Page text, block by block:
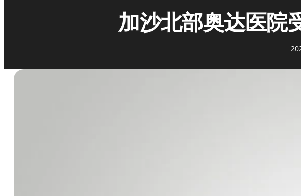
加沙北部奥达医院